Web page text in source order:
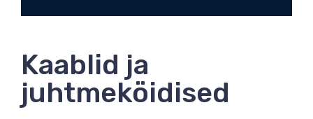
Kaablid ja
juhtmeköidised